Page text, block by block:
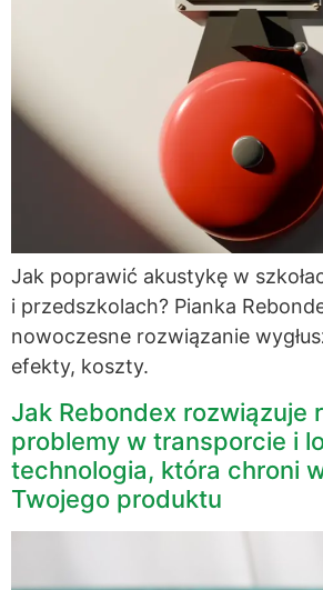
Jak poprawić akustykę w
i przedszkolach? Pianka
nowoczesne rozwiązanie
efekty, koszty.
Jak Rebondex rozwiązuje
problemy w transporcie i
technologia, która chroni
Twojego produktu